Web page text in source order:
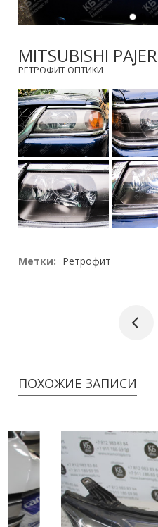
MITSUBISHI
РЕТРОФИТ ОПТИКИ
Метки: Ретрофит
ПОХОЖИЕ ЗАПИСИ